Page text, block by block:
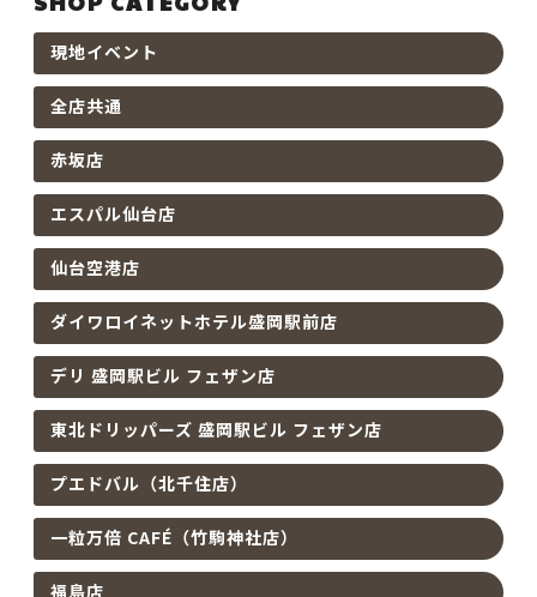
現地イベント
全店共通
赤坂店
エスパル仙台店
仙台空港店
ダイワロイネットホテル盛岡駅前店
デリ 盛岡駅ビル フェザン店
東北ドリッパーズ 盛岡駅ビル フェザン店
プエドバル（北千住店）
一粒万倍 CAFÉ（竹駒神社店）
福島店